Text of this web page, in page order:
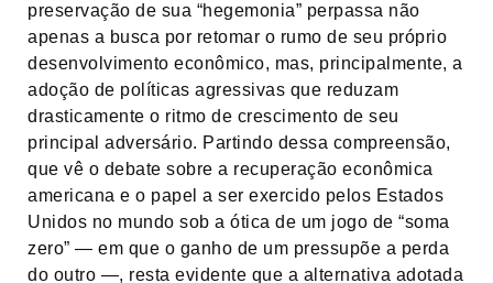
preservação de sua “hegemonia” perpassa não
apenas a busca por retomar o rumo de seu próprio
desenvolvimento econômico, mas, principalmente, a
adoção de políticas agressivas que reduzam
drasticamente o ritmo de crescimento de seu
principal adversário. Partindo dessa compreensão,
que vê o debate sobre a recuperação econômica
americana e o papel a ser exercido pelos Estados
Unidos no mundo sob a ótica de um jogo de “soma
zero” — em que o ganho de um pressupõe a perda
do outro —, resta evidente que a alternativa adotada